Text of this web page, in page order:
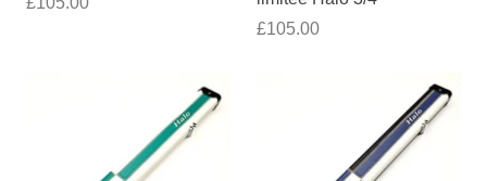
£105.00